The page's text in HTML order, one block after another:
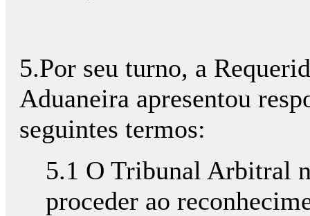
5.Por seu turno, a
Aduaneira apresentou
seguintes termos:
5.1 O Tribunal Arbitral
proceder ao